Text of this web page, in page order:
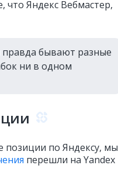
что Яндекс Вебмастер,
правда бывают разные
ни в одном
позиции по Яндексу, мы
перешли на Yandex